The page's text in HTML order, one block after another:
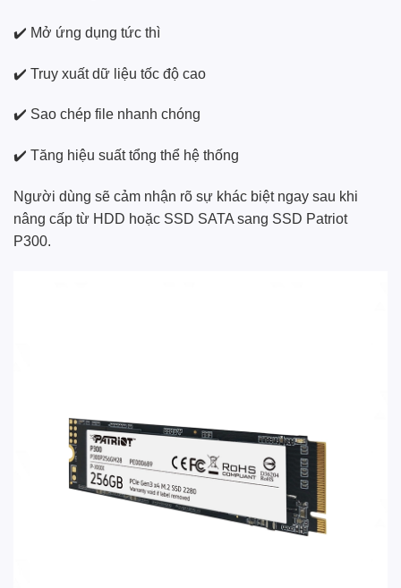
✔️ Mở ứng dụng tức thì
✔️ Truy xuất dữ liệu tốc độ cao
✔️ Sao chép file nhanh chóng
✔️ Tăng hiệu suất tổng thể hệ thống
Người dùng sẽ cảm nhận rõ sự khác biệt ngay sau khi
nâng cấp từ HDD hoặc SSD SATA sang SSD Patriot
P300.